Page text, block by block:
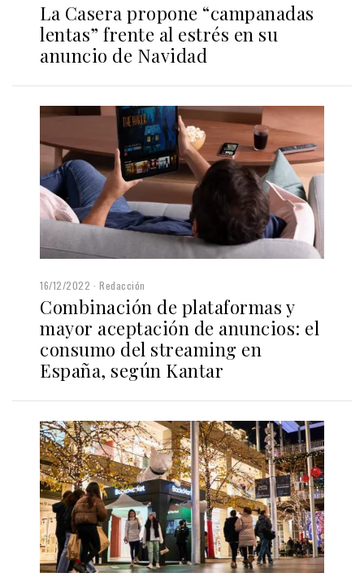
La Casera propone “campanadas
lentas” frente al estrés en su
anuncio de Navidad
16/12/2022 Redacción
Combinación de plataformas y
mayor aceptación de anuncios: el
consumo del streaming en
España, según Kantar